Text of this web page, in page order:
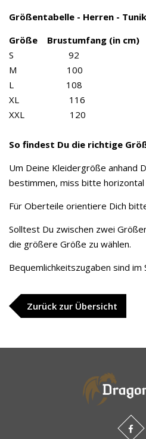
Größentabelle - Herren -
Größe Brustumfang (in cm)
S 92
M 100
L 108
XL 116
XXL 120
So findest Du die richtige
Um Deine Kleidergröße anhand
bestimmen, miss bitte
Für Oberteile orientiere Dich
Solltest Du zwischen zwei
die größere Größe zu wählen.
Bequemlichkeitszugaben sind im
Zurück zur Übersicht